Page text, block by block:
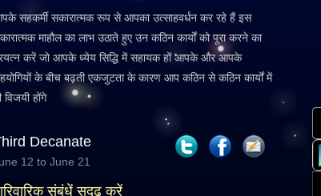
सहकर्मी सकारात्मक रूप से आपका उत्साहवर्धन कर रहे हैं इस
माहौल का लाभ उठाते हुए उन कठिन कार्यों को पूरा करने का
करें जो आपके ध्येय सिद्धि में सहायक हों आपके और आपके
के बीच बढ़ती एकजुटता के कारण आप कठिन से कठिन कार्यों में
विजयी होंगे
Decanate
12 to June 21
संबंधें सुदृढ़ करें